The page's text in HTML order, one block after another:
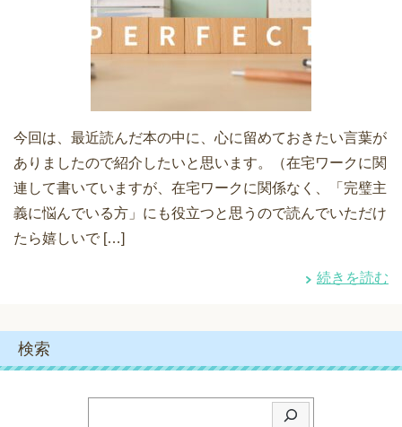
今回は、最近読んだ本の中に、心に留めておきたい言葉が
ありましたので紹介したいと思います。（在宅ワークに関
連して書いていますが、在宅ワークに関係なく、「完璧主
義に悩んでいる方」にも役立つと思うので読んでいただけ
たら嬉しいで […]
続きを読む
検索